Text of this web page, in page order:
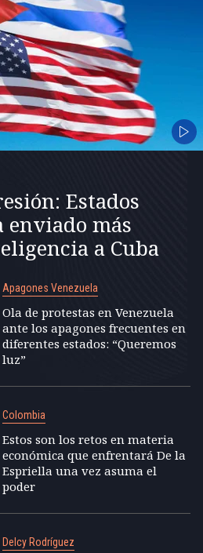
Estados
más
a Cuba
Apagones Venezuela
Ola de protestas en Venezuela
ante los apagones frecuentes en
diferentes estados: “Queremos
luz”
Colombia
Estos son los retos en materia
económica que enfrentará De la
Espriella una vez asuma el
poder
Delcy Rodríguez